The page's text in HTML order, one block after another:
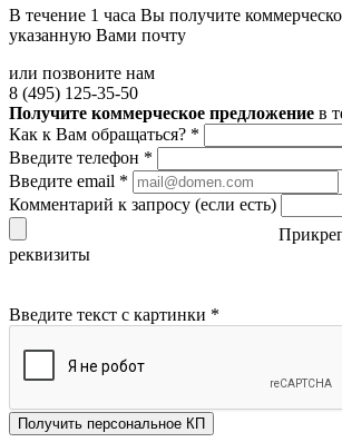
В течение 1 часа Вы получите
указанную Вами почту
или позвоните нам
8 (495) 125-35-50
Получите коммерческое предложение в
Как к Вам обращаться? *
Введите телефон *
Введите email *
Комментарий к запросу (если есть)
реквизиты
Введите текст с картинки *
Получить персональное КП